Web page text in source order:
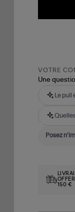
VOTRE
Une
Le
150 €